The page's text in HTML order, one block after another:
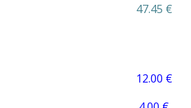
47.45 €
12.00 €